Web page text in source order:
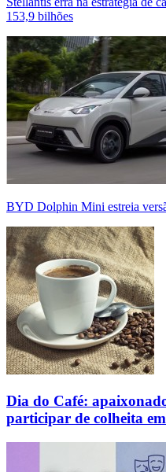
153,9 bilhões
BYD Dolphin Mini estreia
Dia do Café:
participar de colheita